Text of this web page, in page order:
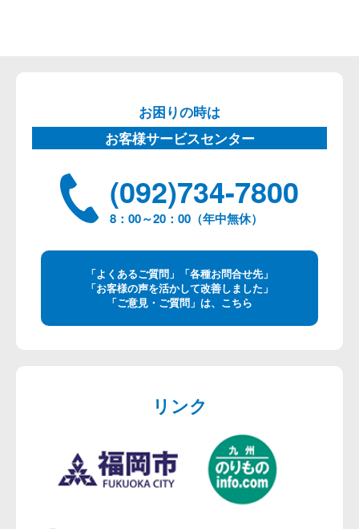
お困りの時は
お客様サービスセンター
(092)734-7800
8：00～20：00（年中無休）
「よくあるご質問」「各種お問合せ先」
「お客様の声を活かして改善しました」
「ご意見・ご質問」は、こちら
リンク